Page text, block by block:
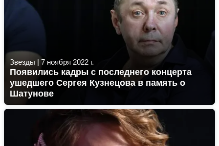
Звезды | 7 ноября 2022 г.
Появились кадры с последнего концерта
ушедшего Сергея Кузнецова в память о
Шатунове